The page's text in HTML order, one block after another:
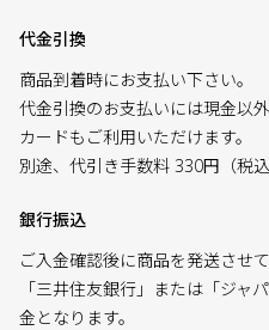
代金引換
商品到着時にお支払い下さい。
代金引換のお支払いには現金以
カードもご利用いただけます。
別途、代引き手数料 330円（税
銀行振込
ご入金確認後に商品を発送させて
「三井住友銀行」または「ジャ
金となります。